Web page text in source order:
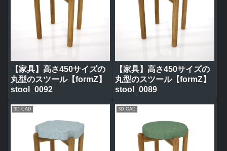
【家具】高さ450サイズの
丸型のスツール【formZ】
stool_0092
【家具】高さ450サイズの
丸型のスツール【formZ】
stool_0089
3D CAD 3D CAD